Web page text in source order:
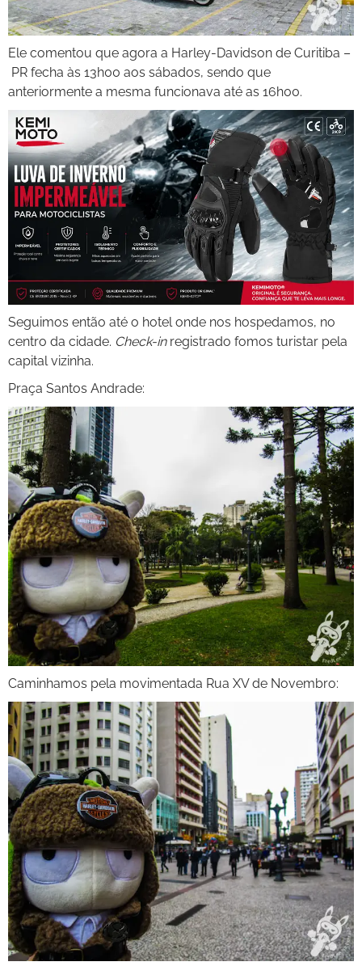
Ele comentou que agora a Harley-Davidson de Curitiba –
PR fecha às 13h00 aos sábados, sendo que
anteriormente a mesma funcionava até as 16h00.
Seguimos então até o hotel onde nos hospedamos, no
centro da cidade. Check-in registrado fomos turistar pela
capital vizinha.
Praça Santos Andrade:
Caminhamos pela movimentada Rua XV de Novembro: